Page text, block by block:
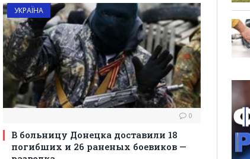
УКРАЇНА
0
В больницу Донецка доставили 18
погибших и 26 раненых боевиков —